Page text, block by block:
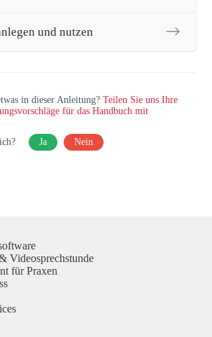
und nutzen
in dieser Anleitung?Teilen Sie uns Ihre
für das Handbuch mit
Ja Nein
Videosprechstunde
für Praxen